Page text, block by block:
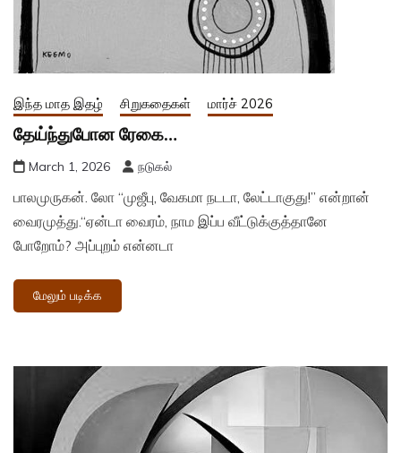
இந்த மாத இதழ் சிறுகதைகள் மார்ச் 2026
தேய்ந்துபோன ரேகை…
March 1, 2026 நடுகல்
பாலமுருகன். லோ “முஜீபு, வேகமா நடடா, லேட்டாகுது!” என்றான்
வைரமுத்து.“ஏன்டா வைரம், நாம இப்ப வீட்டுக்குத்தானே
போறோம்? அப்புறம் என்னடா
மேலும் படிக்க